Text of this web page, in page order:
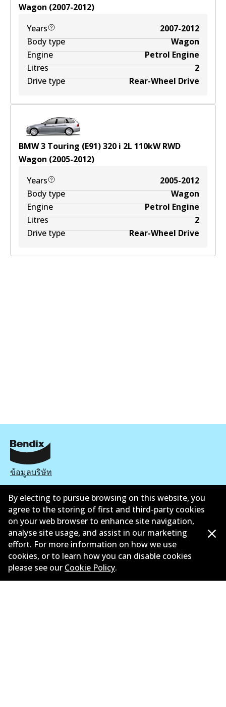
Wagon (2007-2012)
Years
2007-2012
Body type
Wagon
Engine
Petrol Engine
Litres
2
Drive type
Rear-Wheel Drive
BMW 3 Touring (E91) 320 i 2L 110kWRWD
Wagon (2005-2012)
Years
2005-2012
Body type
Wagon
Engine
Petrol Engine
Litres
2
Drive type
Rear-Wheel Drive
ข้อมูลบริษัท
ซัพพลายเออร์
ติดต่อ
นโยบายความเป็นส่วนตัว
การรับประกัน
ข้อกำหนดและเงื่อนไข
By electing to pursue browsing on this website, you
agree to the storing of first and third-party cookies
on your web browser to enhance site navigation,
analyse site usage, and assist in our marketing
effort. For more information on how we use
cookies, or to learn how you can disable cookies
please see our Cookie Policy.